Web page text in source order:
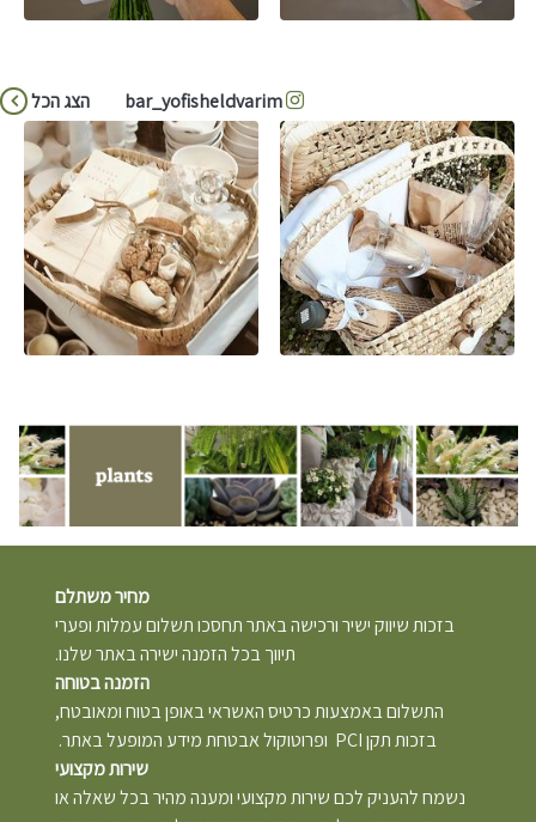
הצג הכל
מחיר משתלם
בזכות שיווק ישיר ורכישה באתר תחסכו תשלום עמלות ופערי
תיווך בכל הזמנה ישירה באתר שלנו.
הזמנה בטוחה
התשלום באמצעות כרטיס האשראי באופן בטוח ומאובטח,
בזכות תקן PCI ופרוטוקול אבטחת מידע המופעל באתר.
שירות מקצועי
נשמח להעניק לכם שירות מקצועי ומענה מהיר בכל שאלה או